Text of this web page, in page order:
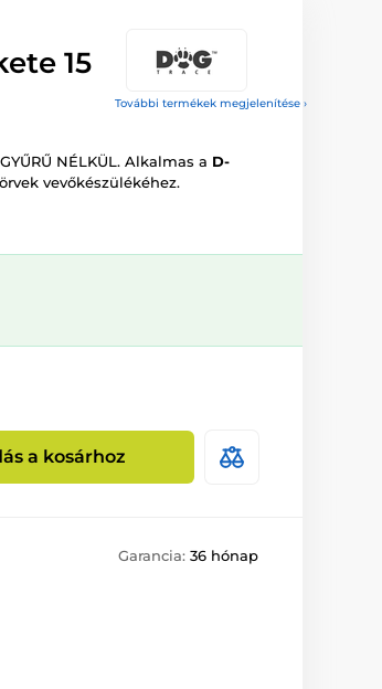
További termékek megjelenítése ›
15
NÉLKÜL. Alkalmas a D-
vevőkészülékéhez.
a kosárhoz
Garancia: 36 hónap